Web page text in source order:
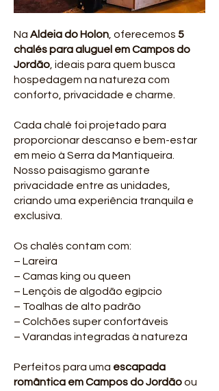
Na Aldeia do Holon , oferecemos 5
chalés para aluguel em Campos do
Jordão , ideais para quem busca
hospedagem na natureza com
conforto, privacidade e charme.
Cada chalé foi projetado para
proporcionar descanso e bem-estar
em meio à Serra da Mantiqueira.
Nosso paisagismo garante
privacidade entre as unidades,
criando uma experiência tranquila e
exclusiva.
Os chalés contam com:
– Lareira
– Camas king ou queen
– Lençóis de algodão egípcio
– Toalhas de alto padrão
– Colchões super confortáveis
– Varandas integradas à natureza
Perfeitos para uma escapada
romântica em Campos do Jordãoou